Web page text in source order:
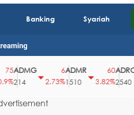
Banking Syariah
ADMG
2.73%
ADMR
1510
3.82%
ADRO
2540